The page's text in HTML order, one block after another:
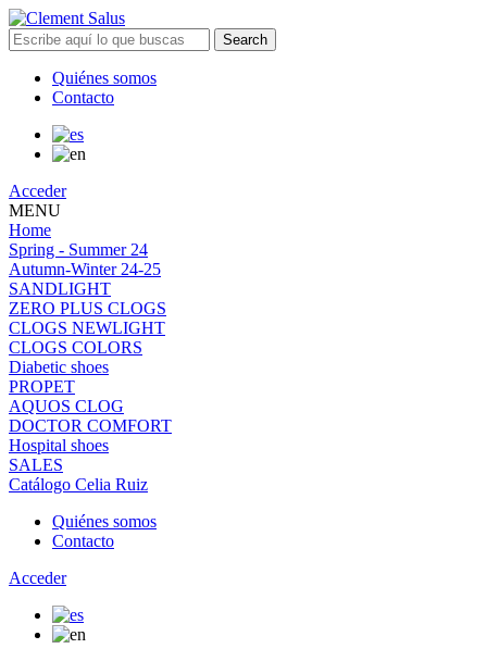
Search
Quiénes somos
Contacto
Acceder
MENU
Home
Spring - Summer 24
Autumn-Winter 24-25
SANDLIGHT
ZERO PLUS CLOGS
CLOGS NEWLIGHT
CLOGS COLORS
Diabetic shoes
PROPET
AQUOS CLOG
DOCTOR COMFORT
Hospital shoes
SALES
Catálogo Celia Ruiz
Quiénes somos
Contacto
Acceder